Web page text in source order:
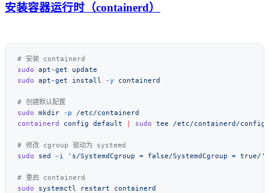
安装容器运行时（containerd）
sudo apt-get
sudo apt-get install -y
sudo mkdir -p
containerd config default | sudo tee
sudo sed -i 's/SystemdCgroup = false/SystemdCgroup = true/'
sudo systemctl restart